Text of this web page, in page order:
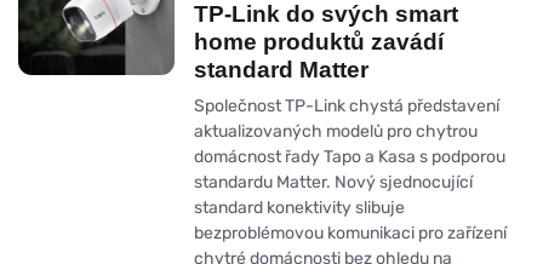
TP-Link do svých smart
home produktů zavádí
standard Matter
Společnost TP-Link chystá představení
aktualizovaných modelů pro chytrou
domácnost řady Tapo a Kasa s podporou
standardu Matter. Nový sjednocující
standard konektivity slibuje
bezproblémovou komunikaci pro zařízení
chytré domácnosti bez ohledu na